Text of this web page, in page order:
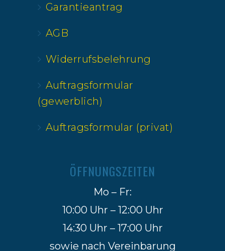
Garantieantrag
AGB
Widerrufsbelehrung
Auftragsformular
(gewerblich)
Auftragsformular (privat)
ÖFFNUNGSZEITEN
Mo – Fr:
10:00 Uhr – 12:00 Uhr
14:30 Uhr – 17:00 Uhr
sowie nach Vereinbarung